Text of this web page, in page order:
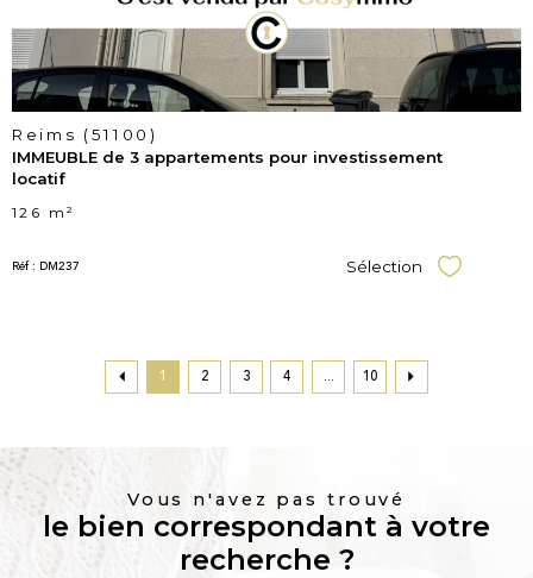
Reims (51100)
IMMEUBLE de 3 appartements pour investissement
locatif
126 m²
Réf : DM237 Sélection Sélectionner
1 2 3 4 ... 10
Vous n'avez pas trouvé
le bien correspondant à votre
recherche ?